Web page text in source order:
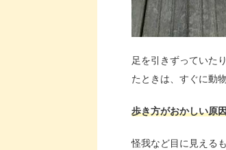
足を引きずっていた
たときは、すぐに動
歩き方がおかしい原
怪我など目に見える